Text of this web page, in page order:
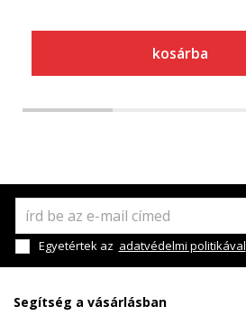
kosárba
Egyetértek az adatvédelmi politikával
Segítség a vásárlásban